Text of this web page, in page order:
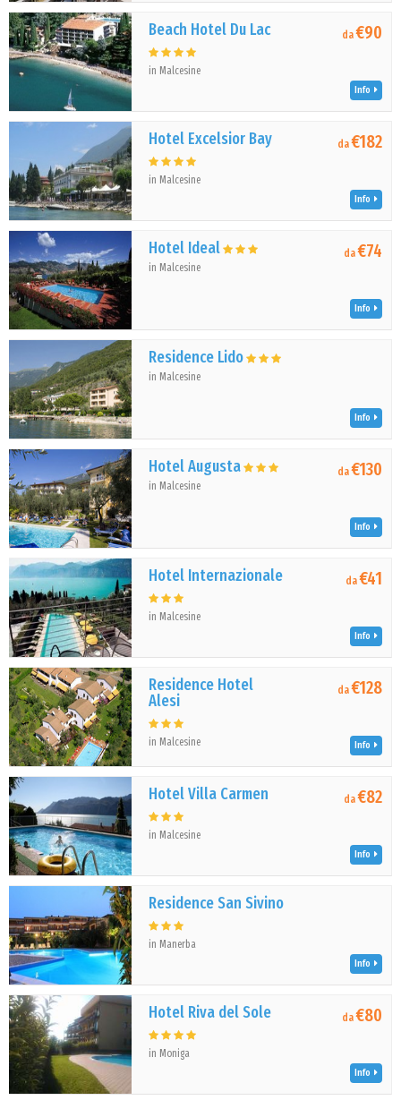
Beach Hotel Du Lac
in Malcesine
da€90
Info
Hotel Excelsior Bay
in Malcesine
da€182
Info
Hotel Ideal
in Malcesine
da€74
Info
Residence Lido
in Malcesine
Info
Hotel Augusta
in Malcesine
da€130
Info
Hotel Internazionale
in Malcesine
da€41
Info
Residence Hotel
Alesi
in Malcesine
da€128
Info
Hotel Villa Carmen
in Malcesine
da€82
Info
Residence San Sivino
in Manerba
Info
Hotel Riva del Sole
in Moniga
da€80
Info